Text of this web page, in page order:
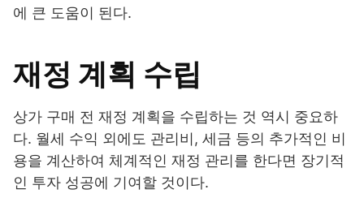
에 큰 도움이 된다.
재정 계획 수립
상가 구매 전 재정 계획을 수립하는 것 역시 중요하
다. 월세 수익 외에도 관리비, 세금 등의 추가적인 비
용을 계산하여 체계적인 재정 관리를 한다면 장기적
인 투자 성공에 기여할 것이다.